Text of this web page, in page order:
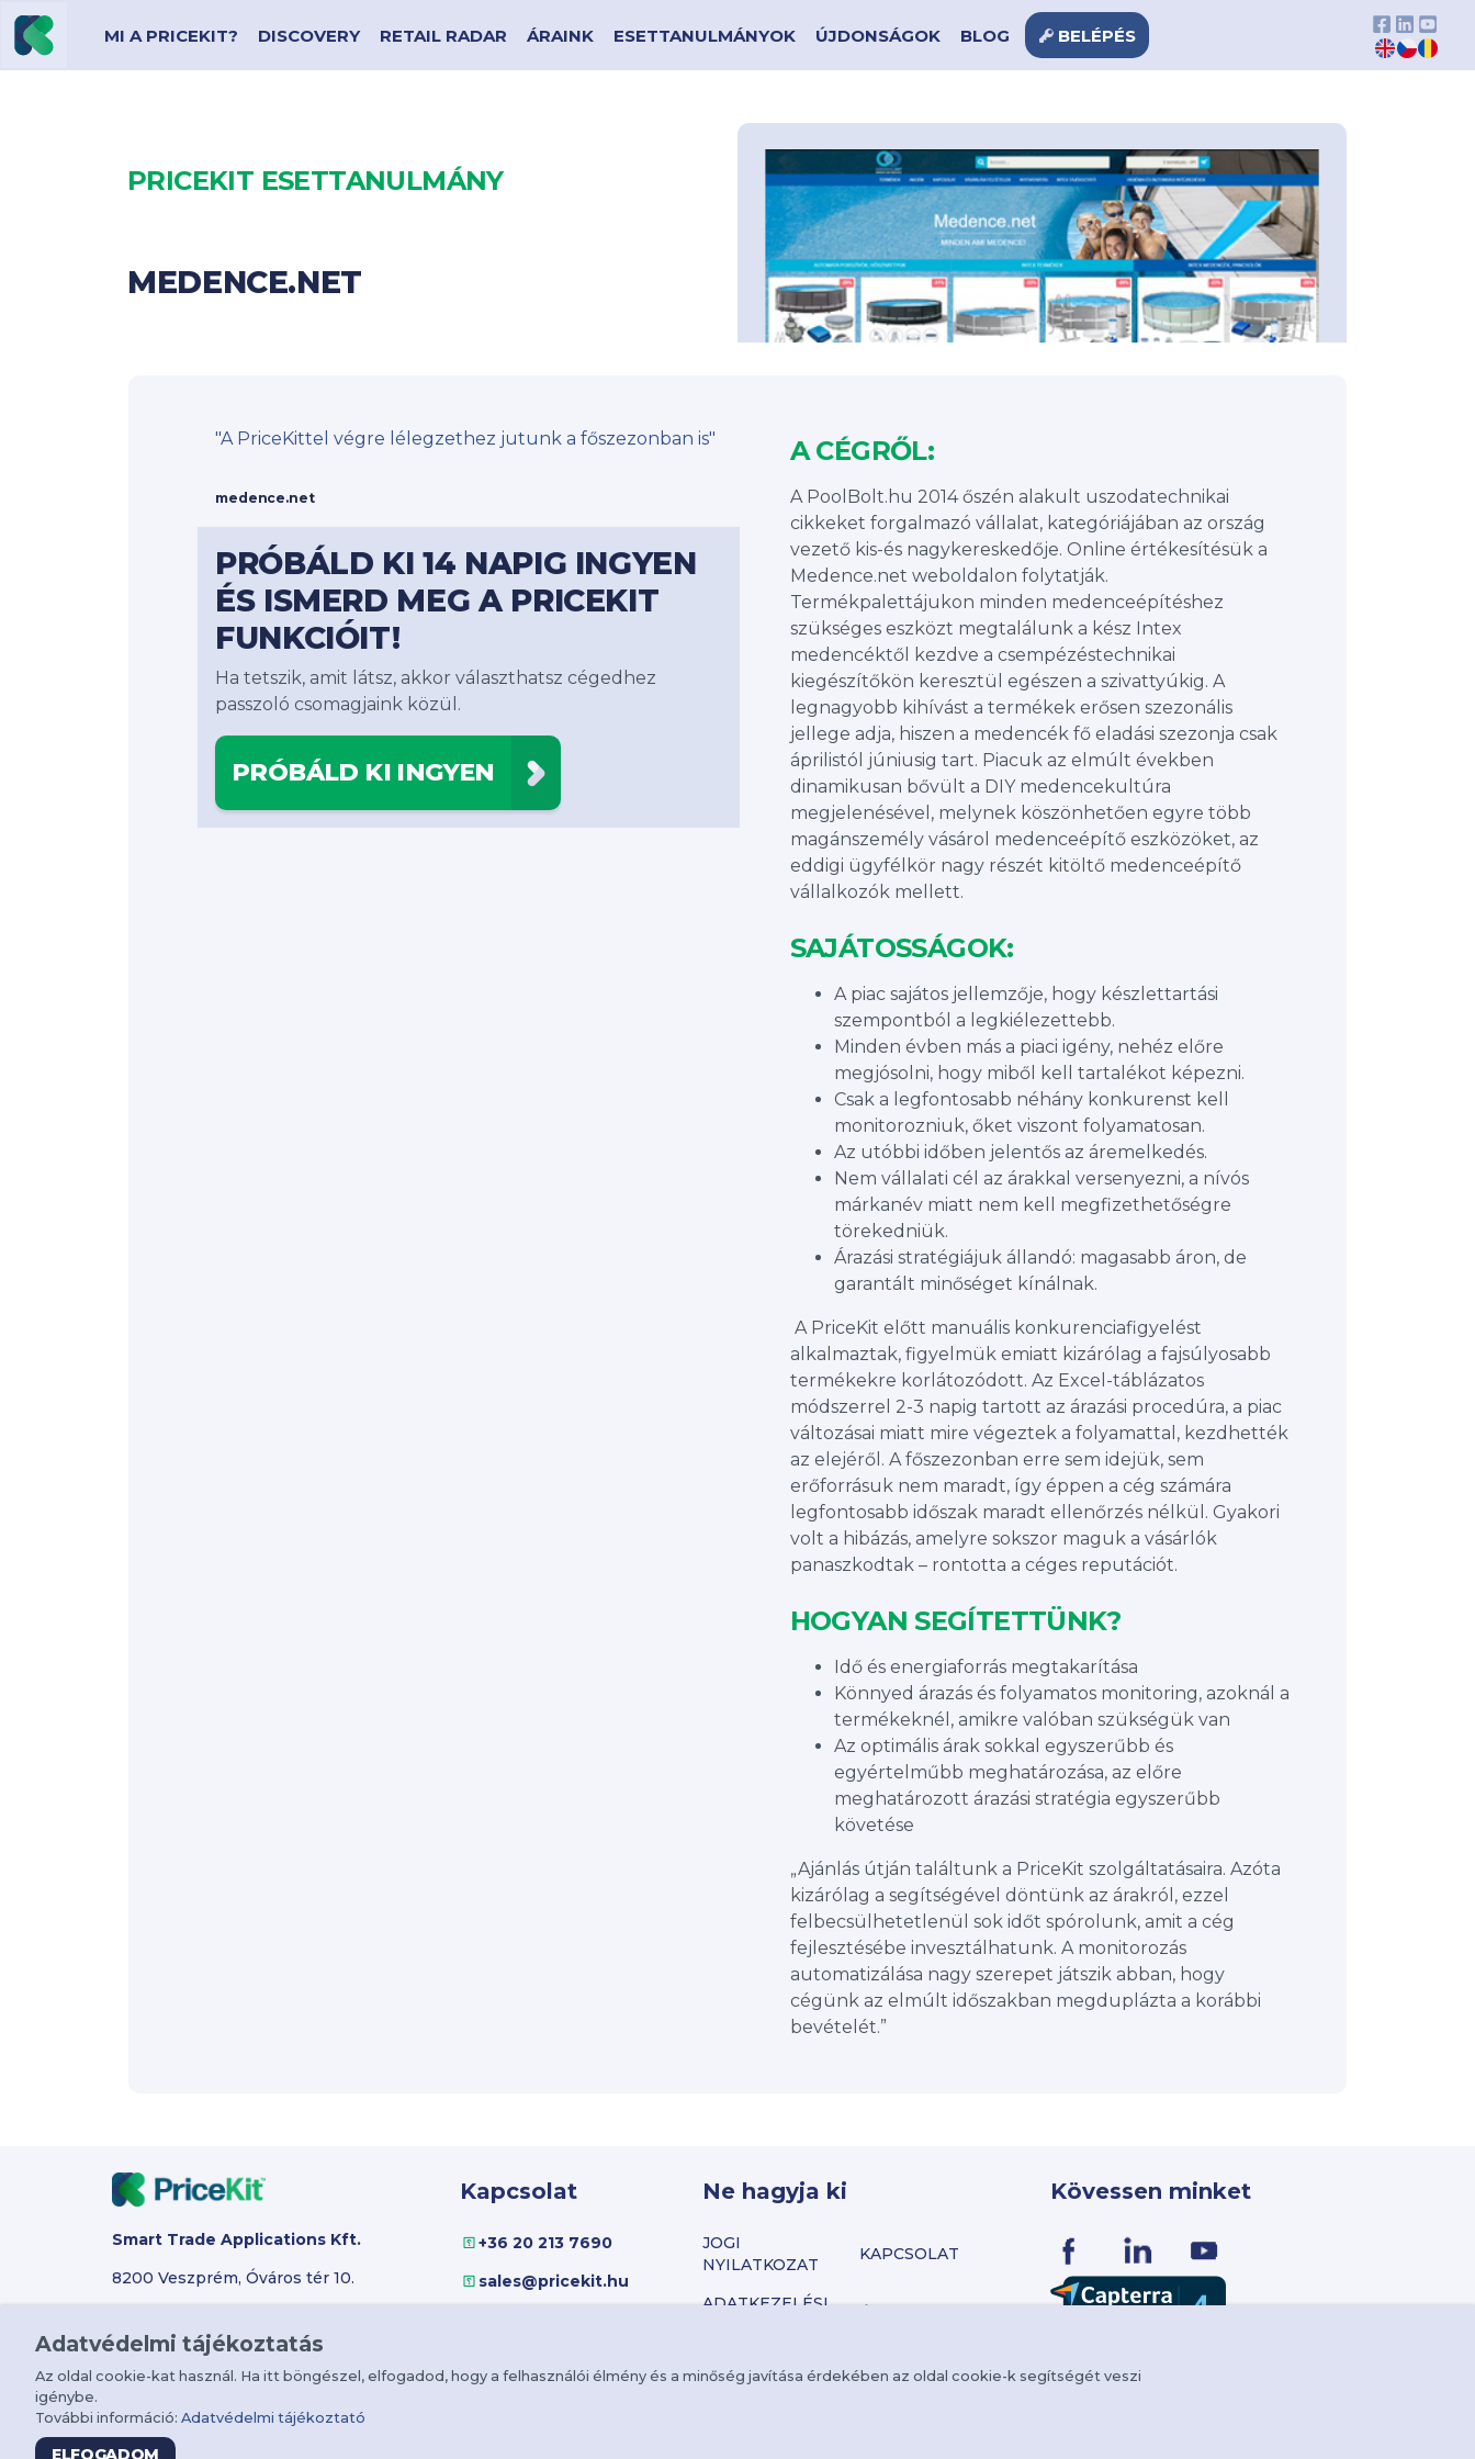
MI A PRICEKIT? DISCOVERY RETAIL RADAR ÁRAINK ESETTANULMÁNYOK ÚJDONSÁGOK BLOG BELÉPÉS
PRICEKIT ESETTANULMÁNY
MEDENCE.NET
"A PriceKittel végre lélegzethez jutunk a főszezonban is"
medence.net
PRÓBÁLD KI 14 NAPIG INGYEN
ÉS ISMERD MEG A PRICEKIT
FUNKCIÓIT!
Ha tetszik, amit látsz, akkor választhatsz cégedhez
passzoló csomagjaink közül.
PRÓBÁLD KI INGYEN
A CÉGRŐL:
A PoolBolt.hu 2014 őszén alakult uszodatechnikai
cikkeket forgalmazó vállalat, kategóriájában az ország
vezető kis-és nagykereskedője. Online értékesítésük a
Medence.net weboldalon folytatják.
Termékpalettájukon minden medenceépítéshez
szükséges eszközt megtalálunk a kész Intex
medencéktől kezdve a csempézéstechnikai
kiegészítőkön keresztül egészen a szivattyúkig. A
legnagyobb kihívást a termékek erősen szezonális
jellege adja, hiszen a medencék fő eladási szezonja csak
áprilistól júniusig tart. Piacuk az elmúlt években
dinamikusan bővült a DIY medencekultúra
megjelenésével, melynek köszönhetően egyre több
magánszemély vásárol medenceépítő eszközöket, az
eddigi ügyfélkör nagy részét kitöltő medenceépítő
vállalkozók mellett.
SAJÁTOSSÁGOK:
A piac sajátos jellemzője, hogy készlettartási
szempontból a legkiélezettebb.
Minden évben más a piaci igény, nehéz előre
megjósolni, hogy miből kell tartalékot képezni.
Csak a legfontosabb néhány konkurenst kell
monitorozniuk, őket viszont folyamatosan.
Az utóbbi időben jelentős az áremelkedés.
Nem vállalati cél az árakkal versenyezni, a nívós
márkanév miatt nem kell megfizethetőségre
törekedniük.
Árazási stratégiájuk állandó: magasabb áron, de
garantált minőséget kínálnak.
A PriceKit előtt manuális konkurenciafigyelést
alkalmaztak, figyelmük emiatt kizárólag a fajsúlyosabb
termékekre korlátozódott. Az Excel-táblázatos
módszerrel 2-3 napig tartott az árazási procedúra, a piac
változásai miatt mire végeztek a folyamattal, kezdhették
az elejéről. A főszezonban erre sem idejük, sem
erőforrásuk nem maradt, így éppen a cég számára
legfontosabb időszak maradt ellenőrzés nélkül. Gyakori
volt a hibázás, amelyre sokszor maguk a vásárlók
panaszkodtak – rontotta a céges reputációt.
HOGYAN SEGÍTETTÜNK?
Idő és energiaforrás megtakarítása
Könnyed árazás és folyamatos monitoring, azoknál a
termékeknél, amikre valóban szükségük van
Az optimális árak sokkal egyszerűbb és
egyértelműbb meghatározása, az előre
meghatározott árazási stratégia egyszerűbb
követése
„Ajánlás útján találtunk a PriceKit szolgáltatásaira. Azóta
kizárólag a segítségével döntünk az árakról, ezzel
felbecsülhetetlenül sok időt spórolunk, amit a cég
fejlesztésébe invesztálhatunk. A monitorozás
automatizálása nagy szerepet játszik abban, hogy
cégünk az elmúlt időszakban megduplázta a korábbi
bevételét.”
Smart Trade Applications Kft.
8200 Veszprém, Óváros tér 10.
Kapcsolat
+36 20 213 7690
sales@pricekit.hu
Ne hagyja ki
JOGI
NYILATKOZAT
KAPCSOLAT
ADATKEZELÉSI
Kövessen minket
Adatvédelmi tájékoztatás
Az oldal cookie-kat használ. Ha itt böngészel, elfogadod, hogy a felhasználói élmény és a minőség javítása érdekében az oldal cookie-k segítségét veszi
igénybe.
További információ: Adatvédelmi tájékoztató
ELFOGADOM